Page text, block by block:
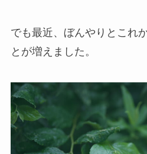
でも最近、ぼんやりとこれ
とが増えました。